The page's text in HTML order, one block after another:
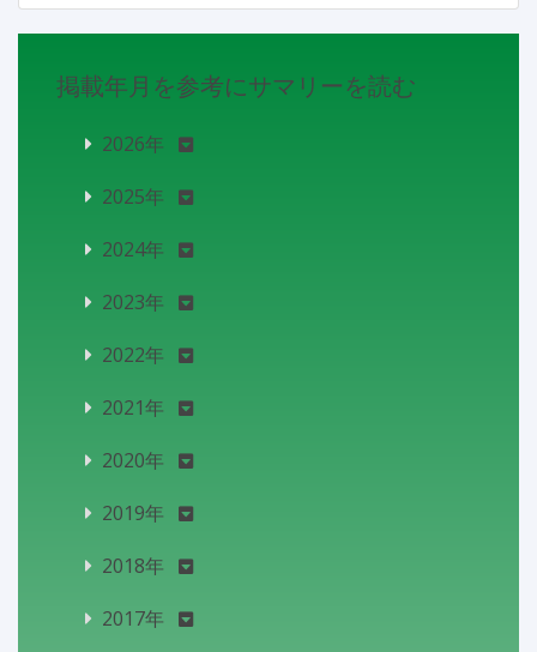
掲載年月を参考にサマリーを読む
2026年
2025年
2024年
2023年
2022年
2021年
2020年
2019年
2018年
2017年